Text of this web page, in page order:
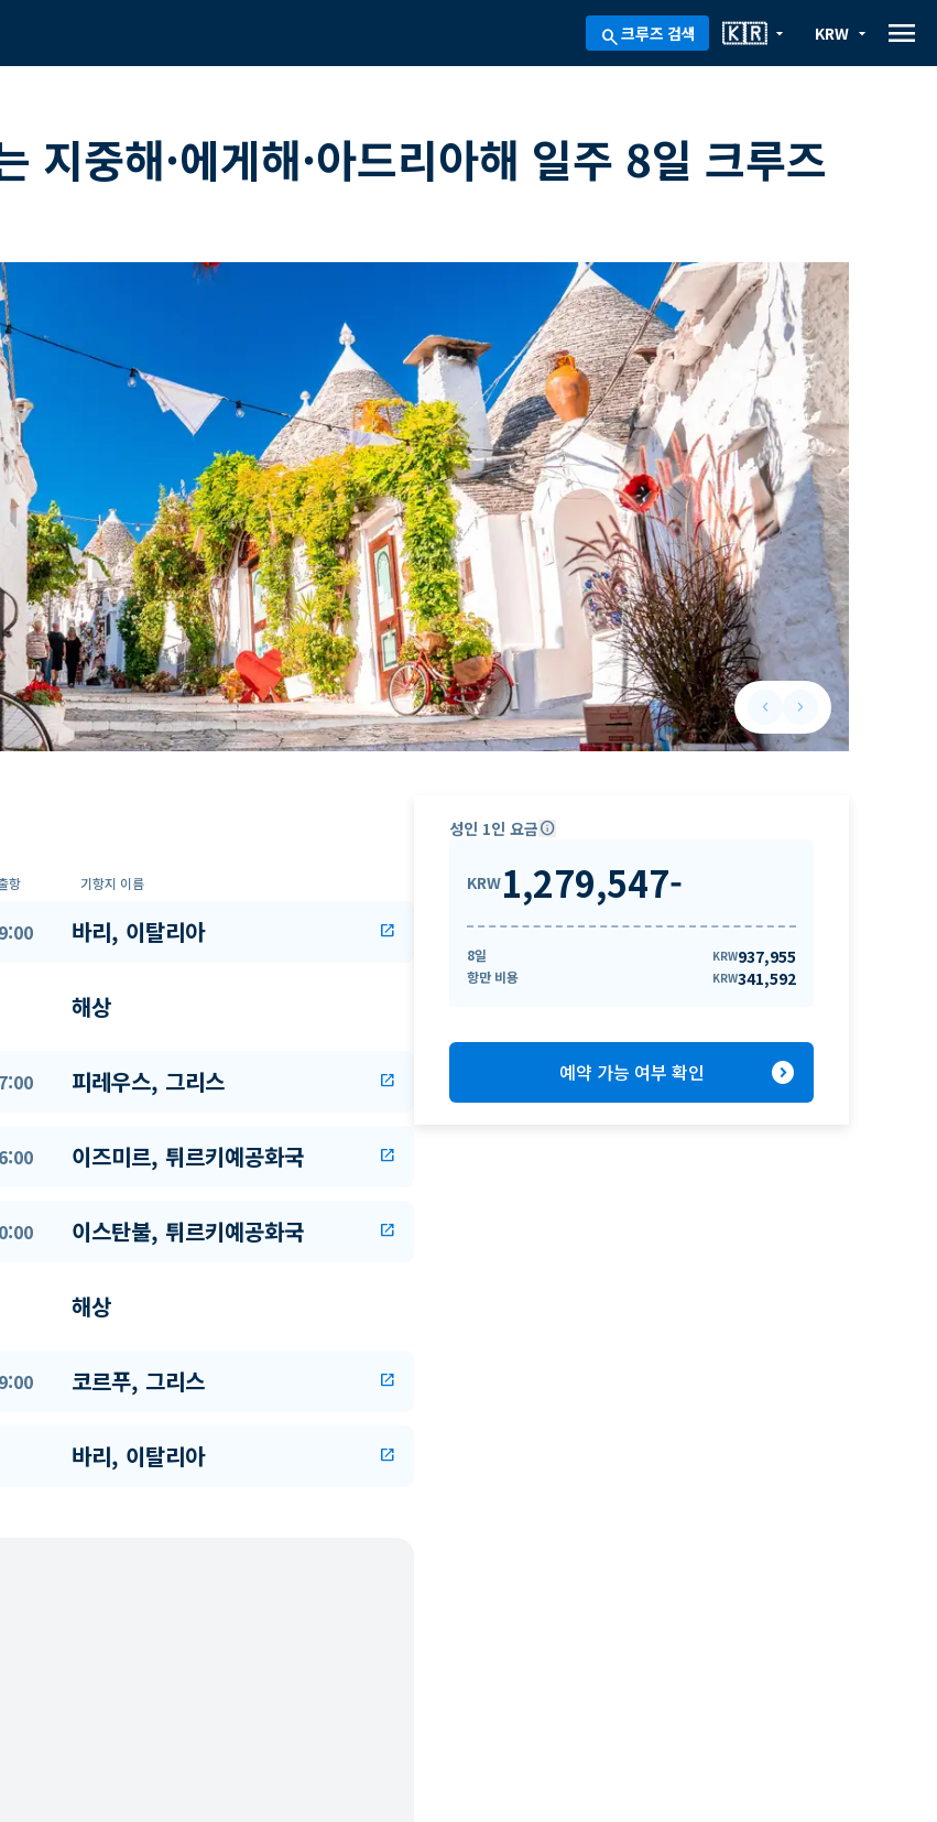
search크루즈 검색 arrow_drop_down
🇰🇷 arrow_drop_down
KRW menu
지중해·에게해·아드리아해 일주 8일 크루즈
keyboard_arrow_leftPrevious slide
keyboard_arrow_rightNext slide
항 기항지 이름
바리, 이탈리아 open_in_new
해상
피레우스, 그리스 open_in_new
이즈미르, 튀르키예공화국 open_in_new
이스탄불, 튀르키예공화국 open_in_new
해상
코르푸, 그리스 open_in_new
바리, 이탈리아 open_in_new
성인 1인 요금info
KRW1,279,547-
8일 KRW937,955
항만 비용 KRW341,592
예약 가능 여부 확인 expand_circle_right